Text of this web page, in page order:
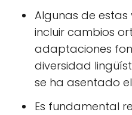
Algunas de
incluir cambios
adaptaciones
diversidad
se ha asentado
Es fundamental